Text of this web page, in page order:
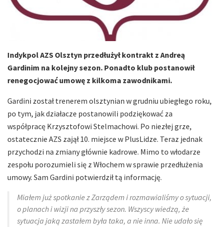
Indykpol AZS Olsztyn przedłużył kontrakt z Andreą
Gardinim na kolejny sezon. Ponadto klub postanowił
renegocjować umowę z kilkoma zawodnikami.
Gardini został trenerem olsztynian w grudniu ubiegłego roku,
po tym, jak działacze postanowili podziękować za
współpracę Krzysztofowi Stelmachowi. Po niezłej grze,
ostatecznie AZS zajął 10. miejsce w PlusLidze. Teraz jednak
przychodzi na zmiany głównie kadrowe. Mimo to włodarze
zespołu porozumieli się z Włochem w sprawie przedłużenia
umowy. Sam Gardini potwierdził tą informację.
Miałem już spotkanie z Zarządem i rozmawialiśmy o sytuacji,
o planach i wizji na przyszły sezon. Wszyscy wiedzą, że
sytuacja jaką zastałem była taka, a nie inna. Nie udało się